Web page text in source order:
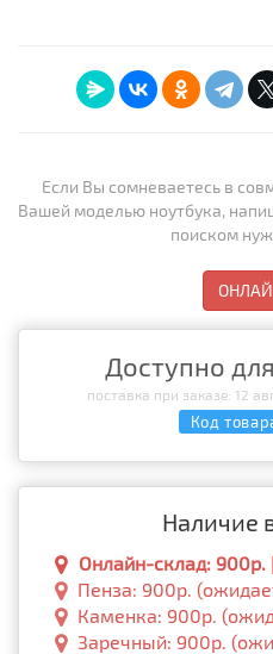
Если Вы сомневаетесь в
Вашей моделью ноутбука,
поиском
Доступно
поставка при заказе: 12
Код
Наличие
Онлайн-склад: 900р.
Пенза: 900р.
Каменка: 900р.
Заречный: 900р.